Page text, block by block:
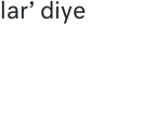
diye